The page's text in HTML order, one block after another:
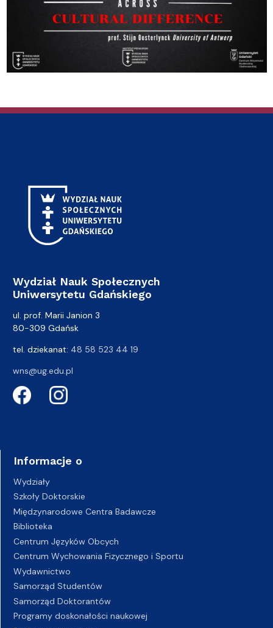
Wydział Nauk Społecznych
Uniwersytetu Gdańskiego
ul. prof. Marii Janion 3
80-309 Gdańsk
tel. dziekanat: 48 58 523 44 19
wns@ug.edu.pl
Informacje o
Wydziały
Szkoły Doktorskie
Międzynarodowe Centra Badawcze
Biblioteka
Centrum Języków Obcych
Centrum Wychowania Fizycznego i Sportu
Wydawnictwo
Samorząd Studentów
Samorząd Doktorantów
Programy doskonałości naukowej